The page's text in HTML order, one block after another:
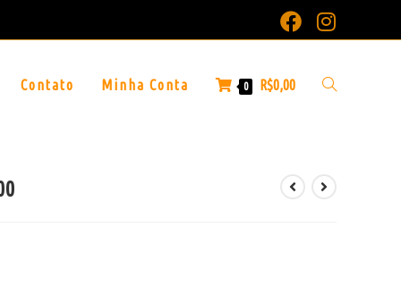
Contato Minha Conta 0 R$0,00